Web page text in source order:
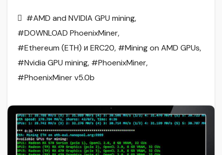
#AMD and NVIDIA GPU mining,
#DOWNLOAD PhoenixMiner,
#Ethereum (ETH) и ERC20, #Mining on AMD GPUs,
#Nvidia GPU mining, #PhoenixMiner,
#PhoenixMiner v5.0b